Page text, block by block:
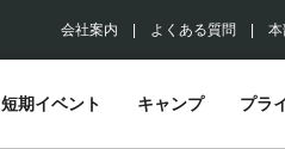
会社案内 よくある質問
短期イベント キャンプ プラ